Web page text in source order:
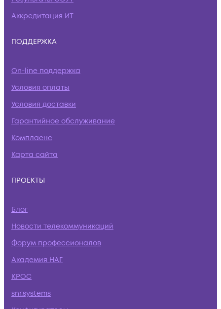
Аккредитация ИТ
ПОДДЕРЖКА
On-line поддержка
Условия оплаты
Условия доставки
Гарантийное обслуживание
Комплаенс
Карта сайта
ПРОЕКТЫ
Блог
Новости телекоммуникаций
Форум профессионалов
Академия НАГ
КРОС
snr.systems